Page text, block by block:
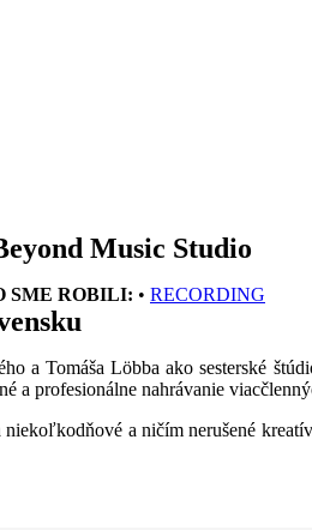
Music Studio
SME ROBILI: • RECORDING
a Tomáša Löbba ako sesterské
a profesionálne nahrávanie
a ničím nerušené